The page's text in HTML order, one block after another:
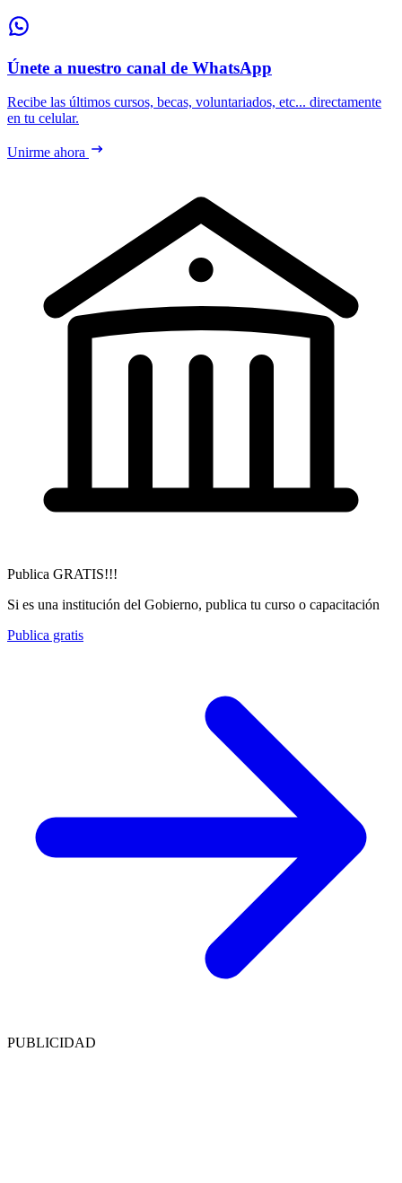
Únete a nuestro canal de WhatsApp
Recibe las últimos cursos, becas, voluntariados, etc... directamente
en tu celular.
Unirme ahora
Publica GRATIS!!!
Si es una institución del Gobierno, publica tu curso o capacitación
Publica gratis
PUBLICIDAD